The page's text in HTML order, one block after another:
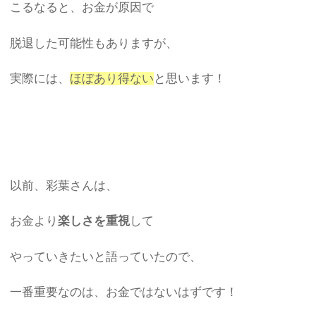
こるなると、お金が原因で
脱退した可能性もありますが、
実際には、 ほぼあり得ない と思います！
以前、彩葉さんは、
お金より楽しさを重視して
やっていきたいと語っていたので、
一番重要なのは、お金ではないはずです！